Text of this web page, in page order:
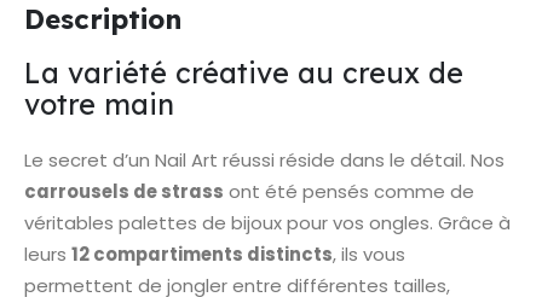
Description
La variété créative au creux de
votre main
Le secret d’un Nail Art réussi réside dans le détail. Nos
carrousels de strass ont été pensés comme de
véritables palettes de bijoux pour vos ongles. Grâce à
leurs 12 compartiments distincts, ils vous
permettent de jongler entre différentes tailles,